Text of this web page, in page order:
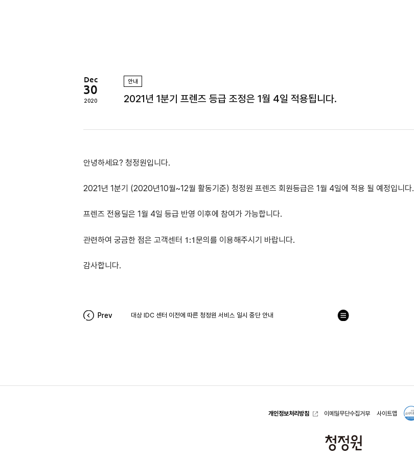
Dec
30
2020
안내
2021년 1분기 프렌즈 등급 조정은 1월 4일 적용됩니다.
안녕하세요? 청정원입니다.
2021년 1분기 (2020년10월~12월 활동기준) 청정원 프렌즈 회원등급은 1월 4일에 적용 될 예정입니다.
프렌즈 전용딜은 1월 4일 등급 반영 이후에 참여가 가능합니다.
관련하여 궁금한 점은 고객센터 1:1문의를 이용해주시기 바랍니다.
감사합니다.
Prev 대상 IDC 센터 이전에 따른 청정원 서비스 일시 중단 안내
목
개인정보처리방침 이메일무단수집거부 사이트맵
청